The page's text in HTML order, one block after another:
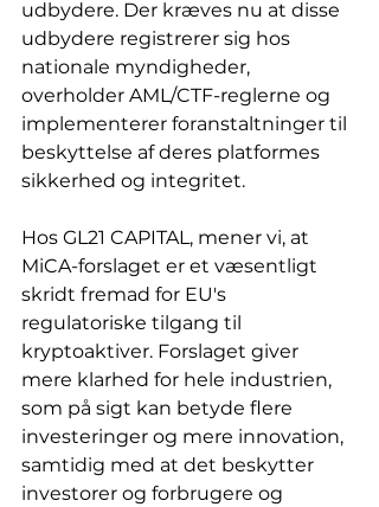
udbydere. Der kræves nu at disse
udbydere registrerer sig hos
nationale myndigheder,
overholder AML/CTF-reglerne og
implementerer foranstaltninger til
beskyttelse af deres platformes
sikkerhed og integritet.
Hos GL21 CAPITAL, mener vi, at
MiCA-forslaget er et væsentligt
skridt fremad for EU's
regulatoriske tilgang til
kryptoaktiver. Forslaget giver
mere klarhed for hele industrien,
som på sigt kan betyde flere
investeringer og mere innovation,
samtidig med at det beskytter
investorer og forbrugere og